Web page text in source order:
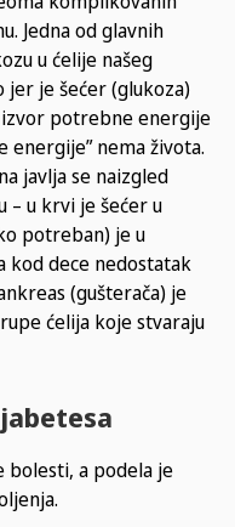
Jedna od glavnih
u ćelije našeg
jer je šećer (glukoza)
izvor potrebne energije
energije” nema života.
javlja se naizgled
– u krvi je šećer u
potreban) je u
kod dece nedostatak
(gušterača) je
ćelija koje stvaraju
bolesti, a podela je